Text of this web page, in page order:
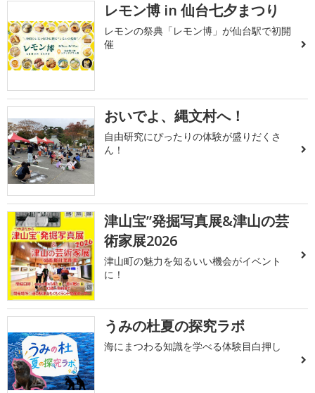
レモン博 in 仙台七夕まつり
レモンの祭典「レモン博」が仙台駅で初開
催
おいでよ、縄文村へ！
自由研究にぴったりの体験が盛りだくさ
ん！
津山宝”発掘写真展&津山の芸
術家展2026
津山町の魅力を知るいい機会がイベント
に！
うみの杜夏の探究ラボ
海にまつわる知識を学べる体験目白押し